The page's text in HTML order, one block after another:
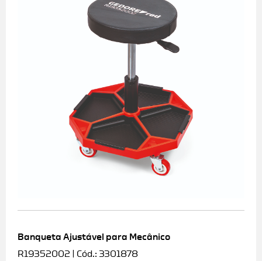
Banqueta Ajustável para Mecânico
R19352002 | Cód.: 3301878